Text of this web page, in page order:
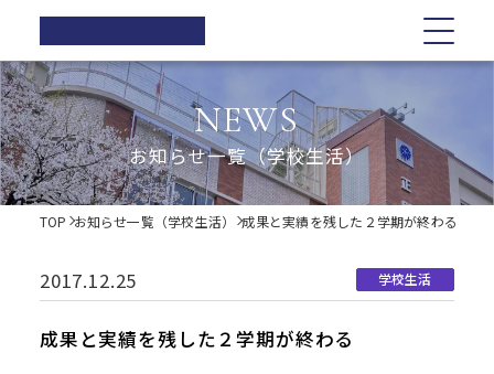
正則高等
学校
学校紹介
正則高等学校の3つの柱
校長ご挨拶
歴史・伝統
制服紹介
教育の特色
正則教育の全体図
学習指導
教科紹介
教育内容
生活指導
学校生活
年間行事
体育祭
学院祭
学習旅行
入試情報
オープンスクール・学校説明会
募集要項
Web出願について
入試Q&A
在校生の方へ
卒業生の方へ
各種証明書の発行
同窓会
学校紹介
正則高等学校の3つの柱
校長ご挨拶
教育の特色
正則教育の全体図
学校生活
NEWS
お知らせ一覧（学校生活）
TOP お知らせ一覧（学校生活） 成果と実績を残した２学期が終わる
2017.12.25 学校生活
成果と実績を残した２学期が終わる